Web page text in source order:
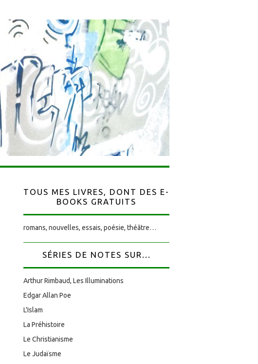
TOUS MES LIVRES, DONT DES E-
BOOKS GRATUITS
romans, nouvelles, essais, poésie, théâtre…
SÉRIES DE NOTES SUR...
Arthur Rimbaud, Les Illuminations
Edgar Allan Poe
L'Islam
La Préhistoire
Le Christianisme
Le Judaïsme